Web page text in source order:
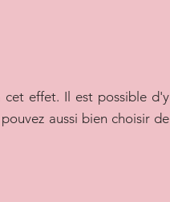
cet effet. Il est possible d'y
aussi bien choisir de